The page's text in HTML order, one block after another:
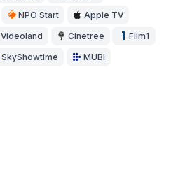
NPO Start Apple TV
Videoland Cinetree Film1
SkyShowtime MUBI